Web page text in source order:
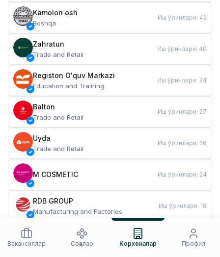
Kamolon osh
Boshqa
Иш ўринлари: 42
Zahratun
Trade and Retail
Иш ўринлари: 40
Registon O'quv Markazi
Education and Training
Иш ўринлари: 34
Balton
Trade and Retail
Иш ўринлари: 27
Uyda
Trade and Retail
Иш ўринлари: 26
M COSMETIC Иш ўринлари: 24
RDB GROUP
Manufacturing and Factories
Иш ўринлари: 18
Restaurants and Fast Food
Иш ўринлари
Вакансиялар
Соҳалар Корхоналар Профил